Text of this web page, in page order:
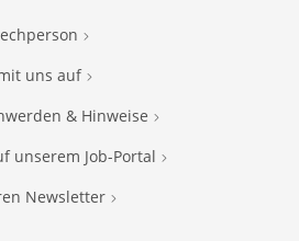
uns auf
& Hinweise
unserem Job-Portal
Newsletter